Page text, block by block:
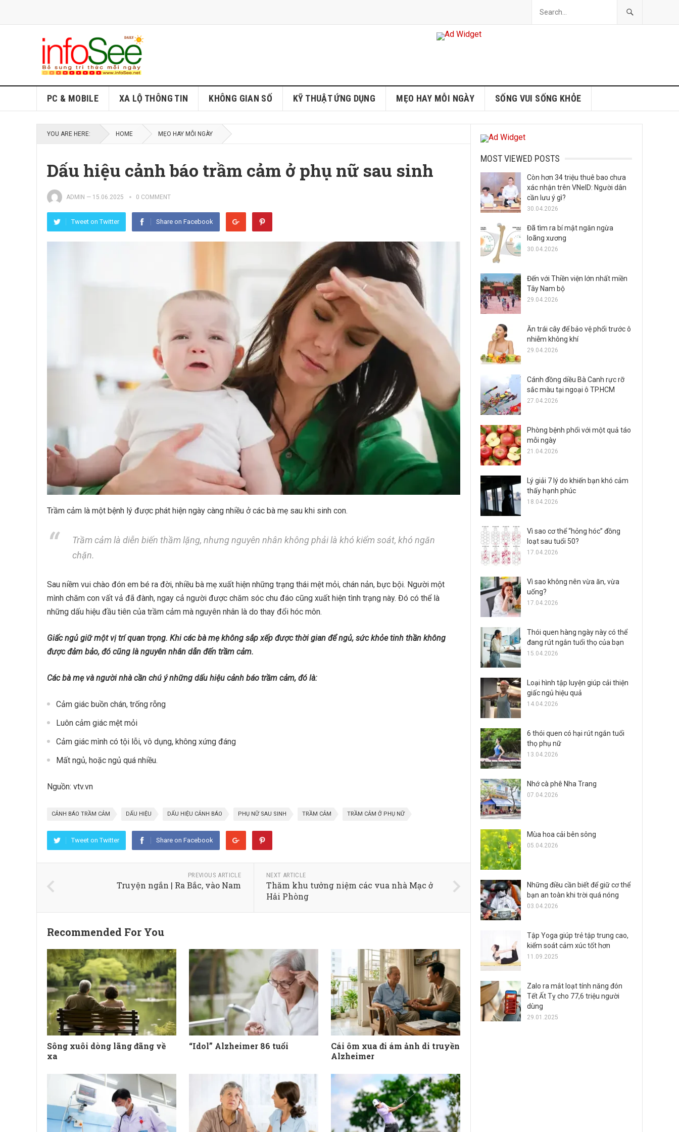
PC & MOBILE XA LỘ THÔNG TIN KHÔNG GIAN SỐ KỸ THUẬT ỨNG DỤNG MẸO HAY MỖI NGÀY SỐNG VUI SỐNG KHỎE
YOU ARE HERE: HOME MẸO HAY MỖI NGÀY
Dấu hiệu cảnh báo trầm cảm ở phụ nữ sau sinh
ADMIN — 15.06.2025 0 COMMENT
Tweet on Twitter Share on Facebook
Trầm cảm là một bệnh lý được phát hiện ngày càng nhiều ở các bà mẹ sau khi sinh con.
Trầm cảm là diễn biến thầm lặng, nhưng nguyên nhân không phải là khó kiểm soát, khó ngăn
chặn.
Sau niềm vui chào đón em bé ra đời, nhiều bà mẹ xuất hiện những trạng thái mệt mỏi, chán nản, bực bội. Người một
mình chăm con vất vả đã đành, ngay cả người được chăm sóc chu đáo cũng xuất hiện tình trạng này. Đó có thể là
những dấu hiệu đầu tiên của trầm cảm mà nguyên nhân là do thay đổi hóc môn.
Giấc ngủ giữ một vị trí quan trọng. Khi các bà mẹ không sắp xếp được thời gian để ngủ, sức khỏe tinh thần không
được đảm bảo, đó cũng là nguyên nhân dẫn đến trầm cảm.
Các bà mẹ và người nhà cần chú ý những dấu hiệu cảnh báo trầm cảm, đó là:
Cảm giác buồn chán, trống rỗng
Luôn cảm giác mệt mỏi
Cảm giác mình có tội lỗi, vô dụng, không xứng đáng
Mất ngủ, hoặc ngủ quá nhiều.
Nguồn: vtv.vn
CẢNH BÁO TRẦM CẢM DẤU HIỆU DẤU HIỆU CẢNH BÁO PHỤ NỮ SAU SINH TRẦM CẢM TRẦM CẢM Ở PHỤ NỮ
Tweet on Twitter Share on Facebook
PREVIOUS ARTICLE
Truyện ngắn | Ra Bắc, vào Nam
NEXT ARTICLE
Thăm khu tưởng niệm các vua nhà Mạc ở
Hải Phòng
Recommended For You
Sông xuôi dòng lãng đãng về
xa
“Idol” Alzheimer 86 tuổi
Cái ôm xua đi ám ảnh di truyền
Alzheimer
MOST VIEWED POSTS
Còn hơn 34 triệu thuê bao chưa
xác nhận trên VNeID: Người dân
cần lưu ý gì?
30.04.2026
Đã tìm ra bí mật ngăn ngừa
loãng xương
30.04.2026
Đến với Thiền viện lớn nhất miền
Tây Nam bộ
29.04.2026
Ăn trái cây để bảo vệ phổi trước ô
nhiễm không khí
29.04.2026
Cánh đồng diều Bà Canh rực rỡ
sắc màu tại ngoại ô TP.HCM
27.04.2026
Phòng bệnh phổi với một quả táo
mỗi ngày
21.04.2026
Lý giải 7 lý do khiến bạn khó cảm
thấy hạnh phúc
18.04.2026
Vì sao cơ thể “hỏng hóc” đồng
loạt sau tuổi 50?
17.04.2026
Vì sao không nên vừa ăn, vừa
uống?
17.04.2026
Thói quen hàng ngày này có thể
đang rút ngắn tuổi thọ của bạn
15.04.2026
Loại hình tập luyện giúp cải thiện
giấc ngủ hiệu quả
14.04.2026
6 thói quen có hại rút ngắn tuổi
thọ phụ nữ
13.04.2026
Nhớ cà phê Nha Trang
07.04.2026
Mùa hoa cải bên sông
05.04.2026
Những điều cần biết để giữ cơ thể
bạn an toàn khi trời quá nóng
03.04.2026
Tập Yoga giúp trẻ tập trung cao,
kiểm soát cảm xúc tốt hơn
11.09.2025
Zalo ra mắt loạt tính năng đón
Tết Ất Tỵ cho 77,6 triệu người
dùng
29.01.2025